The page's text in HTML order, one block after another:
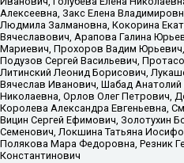
Алексеевна, Закс Елена
Людмила Залмановна, Кокорина
Вячеславович, Арапова Галина
Мариевич, Прохоров Вадим
Подузов Сергей Васильевич,
Литинский Леонид Борисович,
Вячеслав Иванович, Шабад
Николаевна, Орлов Олег Петрович,
Королева Александра Евгеньевна,
Вицин Сергей Ефимович, Золотухин
Семенович, Локшина Татьяна
Полякова Мара Федоровна, Резник
Константинович